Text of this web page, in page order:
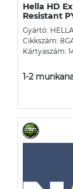
Hella HD
Resistant
Gyártó: HELLA
Cikkszám:
Kártyaszám:
1-2